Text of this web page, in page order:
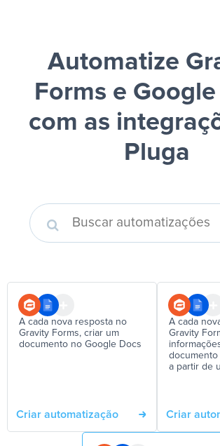
Automatize
Forms e
com as
Pluga
A cada nova resposta no
Gravity Forms, criar um
documento no Google Docs
Criar automatização
A cada
Gravity
documento
a partir de
Criar